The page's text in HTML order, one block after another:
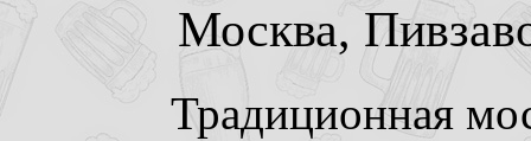
Москва,
Традиционная